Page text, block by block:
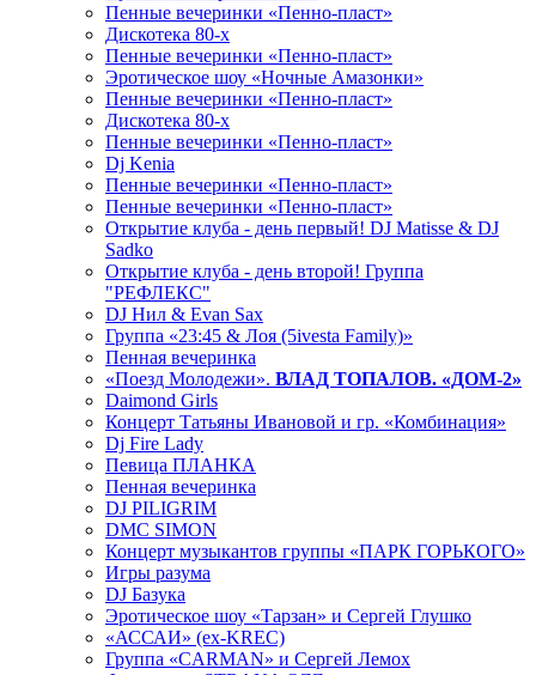
Пенные вечеринки «Пенно-пласт»
Дискотека 80-х
Пенные вечеринки «Пенно-пласт»
Эротическое шоу «Ночные Амазонки»
Пенные вечеринки «Пенно-пласт»
Дискотека 80-х
Пенные вечеринки «Пенно-пласт»
Dj Kenia
Пенные вечеринки «Пенно-пласт»
Пенные вечеринки «Пенно-пласт»
Открытие клуба - день первый! DJ Matisse & DJ
Sadko
Открытие клуба - день второй! Группа
"РЕФЛЕКС"
DJ Нил & Evan Sax
Группа «23:45 & Лоя (5ivesta Family)»
Пенная вечеринка
«Поезд Молодежи». ВЛАД ТОПАЛОВ. «ДОМ-2»
Daimond Girls
Концерт Татьяны Ивановой и гр. «Комбинация»
Dj Fire Lady
Певица ПЛАНКА
Пенная вечеринка
DJ PILIGRIM
DMC SIMON
Концерт музыкантов группы «ПАРК ГОРЬКОГО»
Игры разума
DJ Базука
Эротическое шоу «Тарзан» и Сергей Глушко
«АССАИ» (ex-KREC)
Группа «CARMAN» и Сергей Лемох